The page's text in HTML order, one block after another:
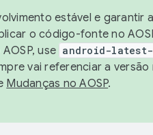
estável e garantir a
o código-fonte no
use android-latest-
vai referenciar a versão
Mudanças no AOSP.